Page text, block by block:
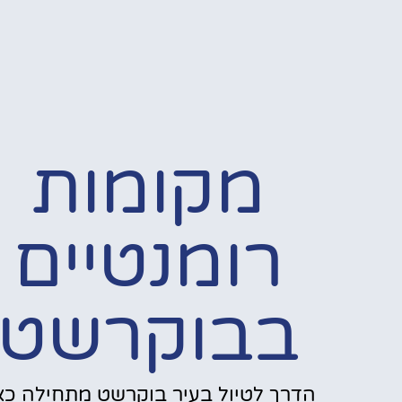
מקומות
רומנטיים
הדרך לטיול בעיר בוקרשט מתחילה